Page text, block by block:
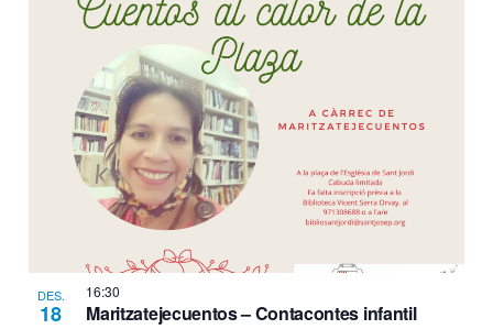
DES.
18
16:30
Maritzatejecuentos – Contacontes infantil